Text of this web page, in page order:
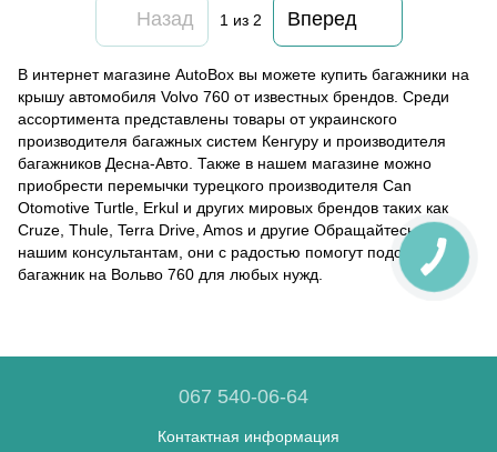
Назад 1 из 2 Вперед
В интернет магазине AutoBox вы можете купить багажники на
крышу автомобиля Volvo 760 от известных брендов. Среди
ассортимента представлены товары от украинского
производителя багажных систем Кенгуру и производителя
багажников Десна-Авто. Также в нашем магазине можно
приобрести перемычки турецкого производителя Can
Otomotive Turtle, Erkul и других мировых брендов таких как
Cruze, Thule, Terra Drive, Amos и другие Обращайтесь к
нашим консультантам, они с радостью помогут подобрать
багажник на Вольво 760 для любых нужд.
067 540-06-64
Контактная информация